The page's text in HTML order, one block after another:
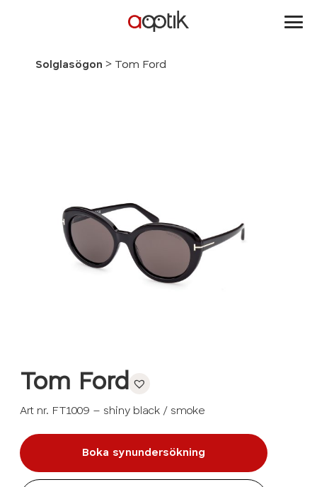
Solglasögon > Tom Ford
Tom Ford
Art nr. FT1009 – shiny black / smoke
Boka synundersökning